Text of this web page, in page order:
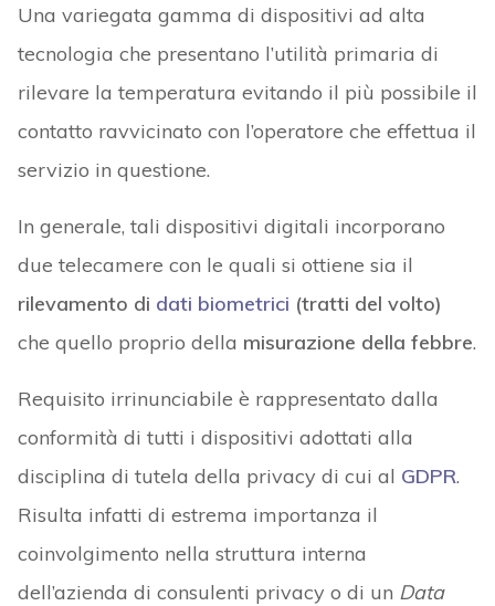
Una variegata gamma di dispositivi ad alta
tecnologia che presentano l’utilità primaria di
rilevare la temperatura evitando il più possibile il
contatto ravvicinato con l’operatore che effettua il
servizio in questione.
In generale, tali dispositivi digitali incorporano
due telecamere con le quali si ottiene sia il
rilevamento di dati biometrici (tratti del volto)
che quello proprio della misurazione della febbre.
Requisito irrinunciabile è rappresentato dalla
conformità di tutti i dispositivi adottati alla
disciplina di tutela della privacy di cui al GDPR.
Risulta infatti di estrema importanza il
coinvolgimento nella struttura interna
dell’azienda di consulenti privacy o di un Data